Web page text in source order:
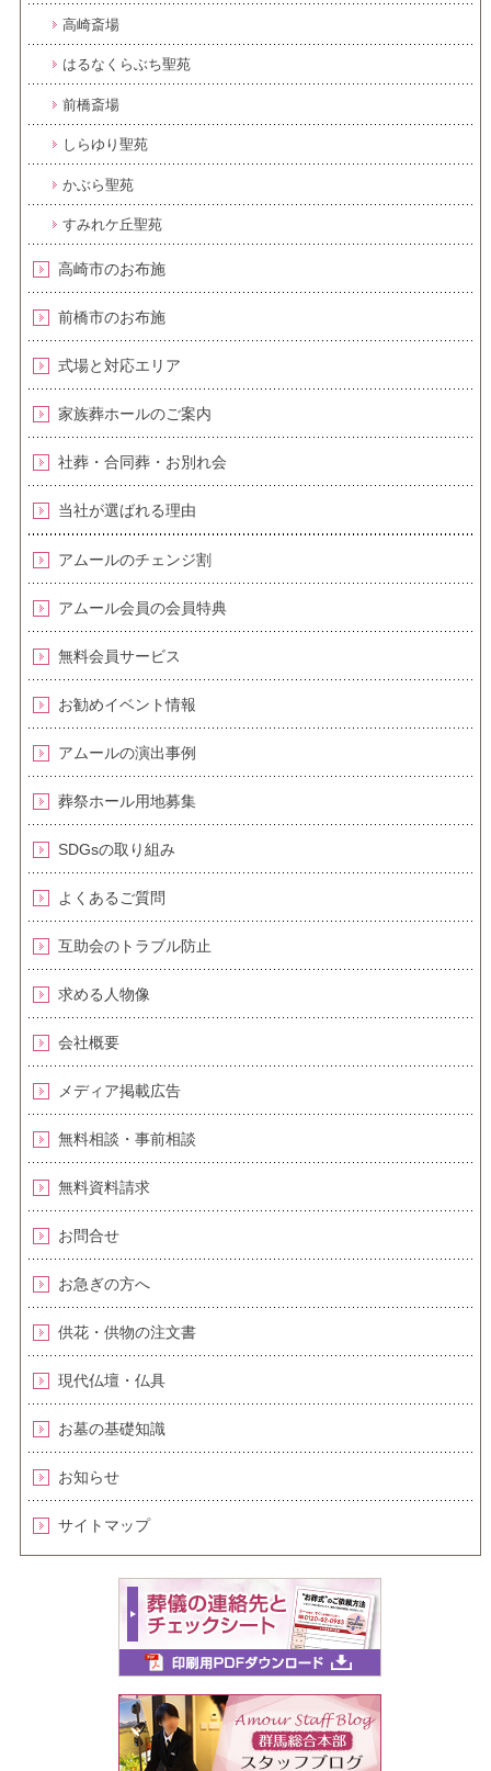
高崎斎場
はるなくらぶち聖苑
前橋斎場
しらゆり聖苑
かぶら聖苑
すみれケ丘聖苑
高崎市のお布施
前橋市のお布施
式場と対応エリア
家族葬ホールのご案内
社葬・合同葬・お別れ会
当社が選ばれる理由
アムールのチェンジ割
アムール会員の会員特典
無料会員サービス
お勧めイベント情報
アムールの演出事例
葬祭ホール用地募集
SDGsの取り組み
よくあるご質問
互助会のトラブル防止
求める人物像
会社概要
メディア掲載広告
無料相談・事前相談
無料資料請求
お問合せ
お急ぎの方へ
供花・供物の注文書
現代仏壇・仏具
お墓の基礎知識
お知らせ
サイトマップ